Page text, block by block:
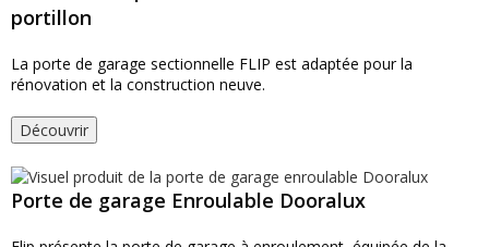
portillon
La porte de garage sectionnelle FLIP est adaptée pour la
rénovation et la construction neuve.
Découvrir
Porte de garage Enroulable Dooralux